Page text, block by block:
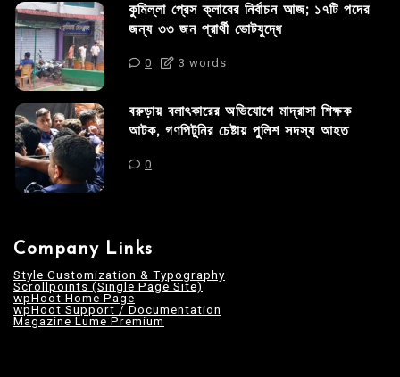
কুমিল্লা প্রেস ক্লাবের নির্বাচন আজ; ১৭টি পদের
জন্য ৩৩ জন প্রার্থী ভোটযুদ্ধে
0 3 words
বরুড়ায় বলাৎকারের অভিযোগে মাদ্রাসা শিক্ষক
আটক, গণপিটুনির চেষ্টায় পুলিশ সদস্য আহত
0
Company Links
Style Customization & Typography
Scrollpoints (Single Page Site)
wpHoot Home Page
wpHoot Support / Documentation
Magazine Lume Premium